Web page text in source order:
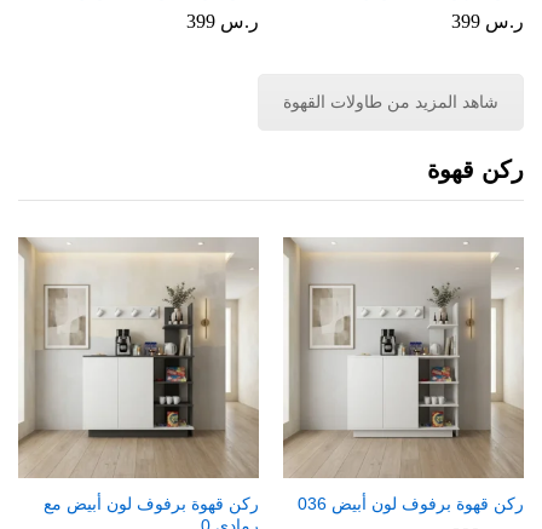
ر.س ر.س
شاهد المزيد من طاولات القهوة
ركن قهوة
ركن قهوة برفوف لون أبيض 036
ركن قهوة برفوف لون أبيض مع
رمادي 0